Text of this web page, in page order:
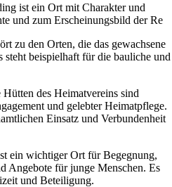
ist ein Ort mit Charakter und
und zum Erscheinungsbild der Re
zu den Orten, die das gewachsene
beispielhaft für die bauliche und
Hütten des Heimatvereins sind
und gelebter Heimatpflege.
Einsatz und Verbundenheit
ein wichtiger Ort für Begegnung,
Angebote für junge Menschen. Es
und Beteiligung.